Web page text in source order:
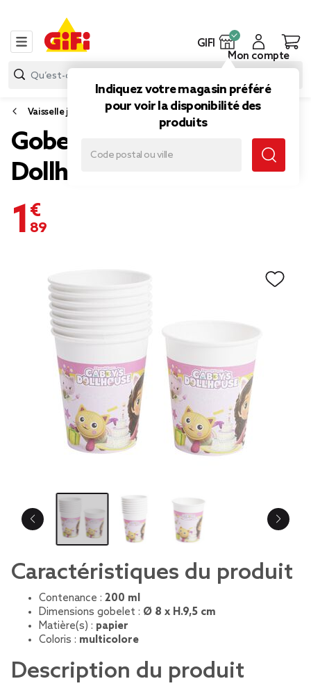
GIFI
Indiquez votre magasin préféré
pour voir la disponibilité des
produits
Mon compte
Vaisselle jetable et réutilisable
Gobelet carton x8 Gabby's
Dollhouse 20cl
1,89 €
Caractéristiques du produit
Contenance : 200 ml
Dimensions gobelet : Ø 8 x H.9,5 cm
Matière(s) : papier
Coloris : multicolore
Description du produit